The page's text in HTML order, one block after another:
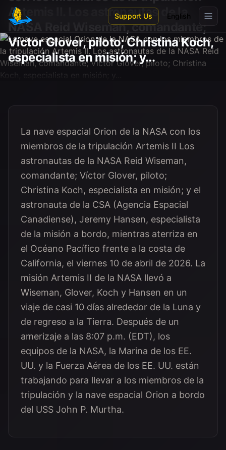
Skip to main content
Support Us English
Artemis II. Los astronautas de la
NASA Reid Wiseman, comandante;
Víctor Glover, piloto; Christina Koch,
especialista en misión; y...
La nave espacial Orion de la NASA con los
miembros de la tripulación Artemis II Los
astronautas de la NASA Reid Wiseman,
comandante; Víctor Glover, piloto;
Christina Koch, especialista en misión; y el
astronauta de la CSA (Agencia Espacial
Canadiense), Jeremy Hansen, especialista
de la misión a bordo, mientras aterriza en
el Océano Pacífico frente a la costa de
California, el viernes 10 de abril de 2026. La
misión Artemis II de la NASA llevó a
Wiseman, Glover, Koch y Hansen en un
viaje de casi 10 días alrededor de la Luna y
de regreso a la Tierra. Después de un
amerizaje a las 8:07 p.m. (EDT), los
equipos de la NASA, la Marina de los EE.
UU. y la Fuerza Aérea de los EE. UU. están
trabajando para llevar a los miembros de la
tripulación y la nave espacial Orion a bordo
del USS John P. Murtha.